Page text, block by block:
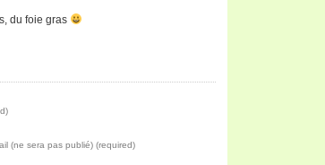
du foie gras
(ne sera pas publié) (required)